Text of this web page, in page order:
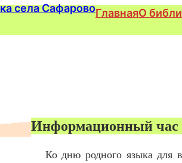
ГлавнаяО
Информационный
Ко дню родного языка для